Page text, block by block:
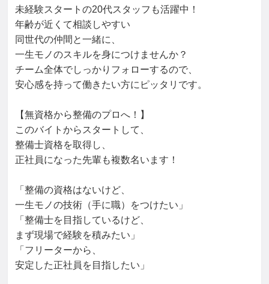
未経験スタートの20代スタッフも活躍中！
年齢が近くて相談しやすい
同世代の仲間と一緒に、
一生モノのスキルを身につけませんか？
チーム全体でしっかりフォローするので、
安心感を持って働きたい方にピッタリです。
【無資格から整備のプロへ！】
このバイトからスタートして、
整備士資格を取得し、
正社員になった先輩も複数名います！
「整備の資格はないけど、
一生モノの技術（手に職）をつけたい」
「整備士を目指しているけど、
まず現場で経験を積みたい」
「フリーターから、
安定した正社員を目指したい」